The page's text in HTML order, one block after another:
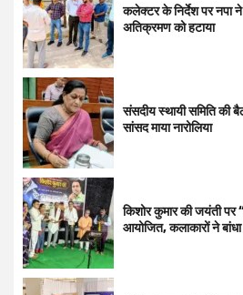
कलेक्टर के निर्देश पर नपा ने
अतिक्रमण को हटाया
संसदीय स्थायी समिति की
सांसद माया नारोलिया
किशोर कुमार की जयंती पर
आयोजित, कलाकारों ने